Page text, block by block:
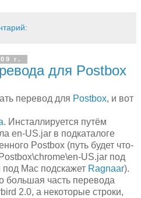
г.
для Postbox
перевод для Postbox, и вот
. Инсталлируется путём
en-US.jar в подкаталоге
Postbox (путь будет что-
US.jar под
Mac подскажет Ragnaar).
большая часть перевода
2.0, а некоторые строки,